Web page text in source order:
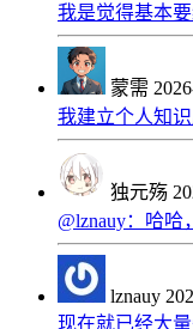
我是觉得基本
蒙需
我建立个人知
独元殇
@lznauy：哈
lznauy
现在就已经大